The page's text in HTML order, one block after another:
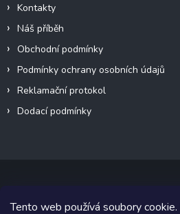
Tento web používá soubory
Kontakty
Náš příběh
Obchodní podmínky
Podmínky ochrany osobních údajů
Reklamační protokol
Dodací podmínky